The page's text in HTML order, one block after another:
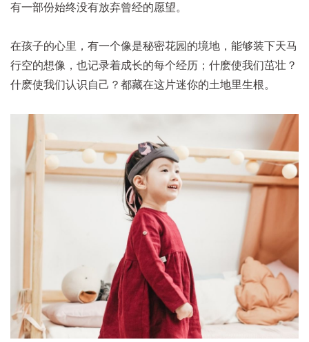
有一部份始终没有放弃曾经的愿望。
在孩子的心里，有一个像是秘密花园的境地，能够装下天马
行空的想像，也记录着成长的每个经历；什麽使我们茁壮？
什麽使我们认识自己？都藏在这片迷你的土地里生根。